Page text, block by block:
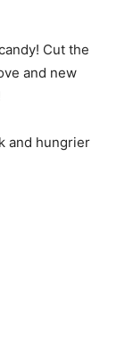
Cut the
and new
and hungrier